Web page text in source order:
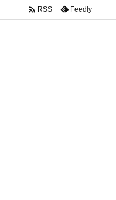
 RSS Feedly